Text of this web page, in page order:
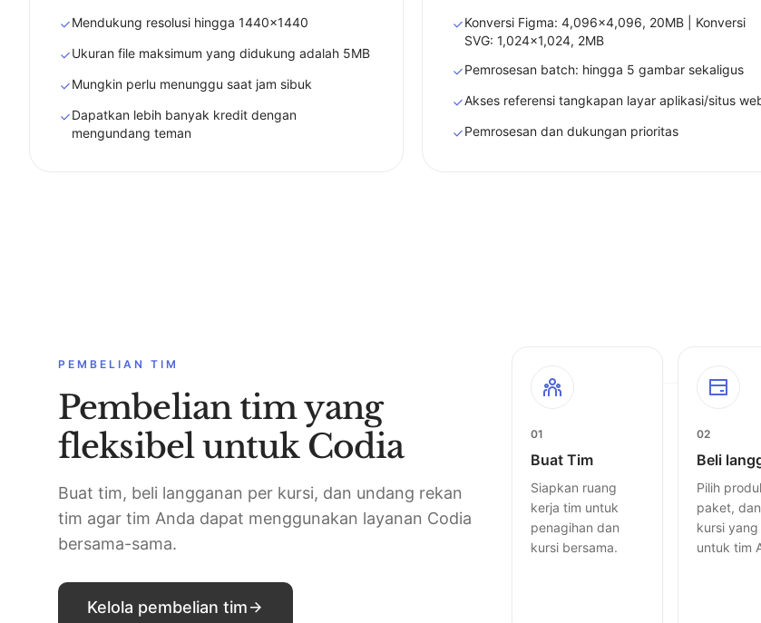
Mendukung resolusi hingga 1440x1440
Ukuran file maksimum yang didukung adalah 5MB
Mungkin perlu menunggu saat jam sibuk
Dapatkan lebih banyak kredit dengan
mengundang teman
Konversi Figma: 4,096x4,096, 20MB | Konversi
SVG: 1,024x1,024, 2MB
Pemrosesan batch: hingga 5 gambar sekaligus
Akses referensi tangkapan layar aplikasi/situs
Pemrosesan dan dukungan prioritas
PEMBELIAN TIM
Pembelian tim yang
fleksibel untuk Codia
Buat tim, beli langganan per kursi, dan undang rekan
tim agar tim Anda dapat menggunakan layanan Codia
bersama-sama.
Kelola pembelian tim
01
Buat Tim
Siapkan ruang
kerja tim untuk
penagihan dan
kursi bersama.
02
Beli
Pilih
paket,
kursi yang
untuk tim